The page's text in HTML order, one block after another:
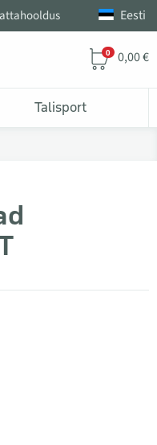
Eesti
0 0,00 €
Talisport